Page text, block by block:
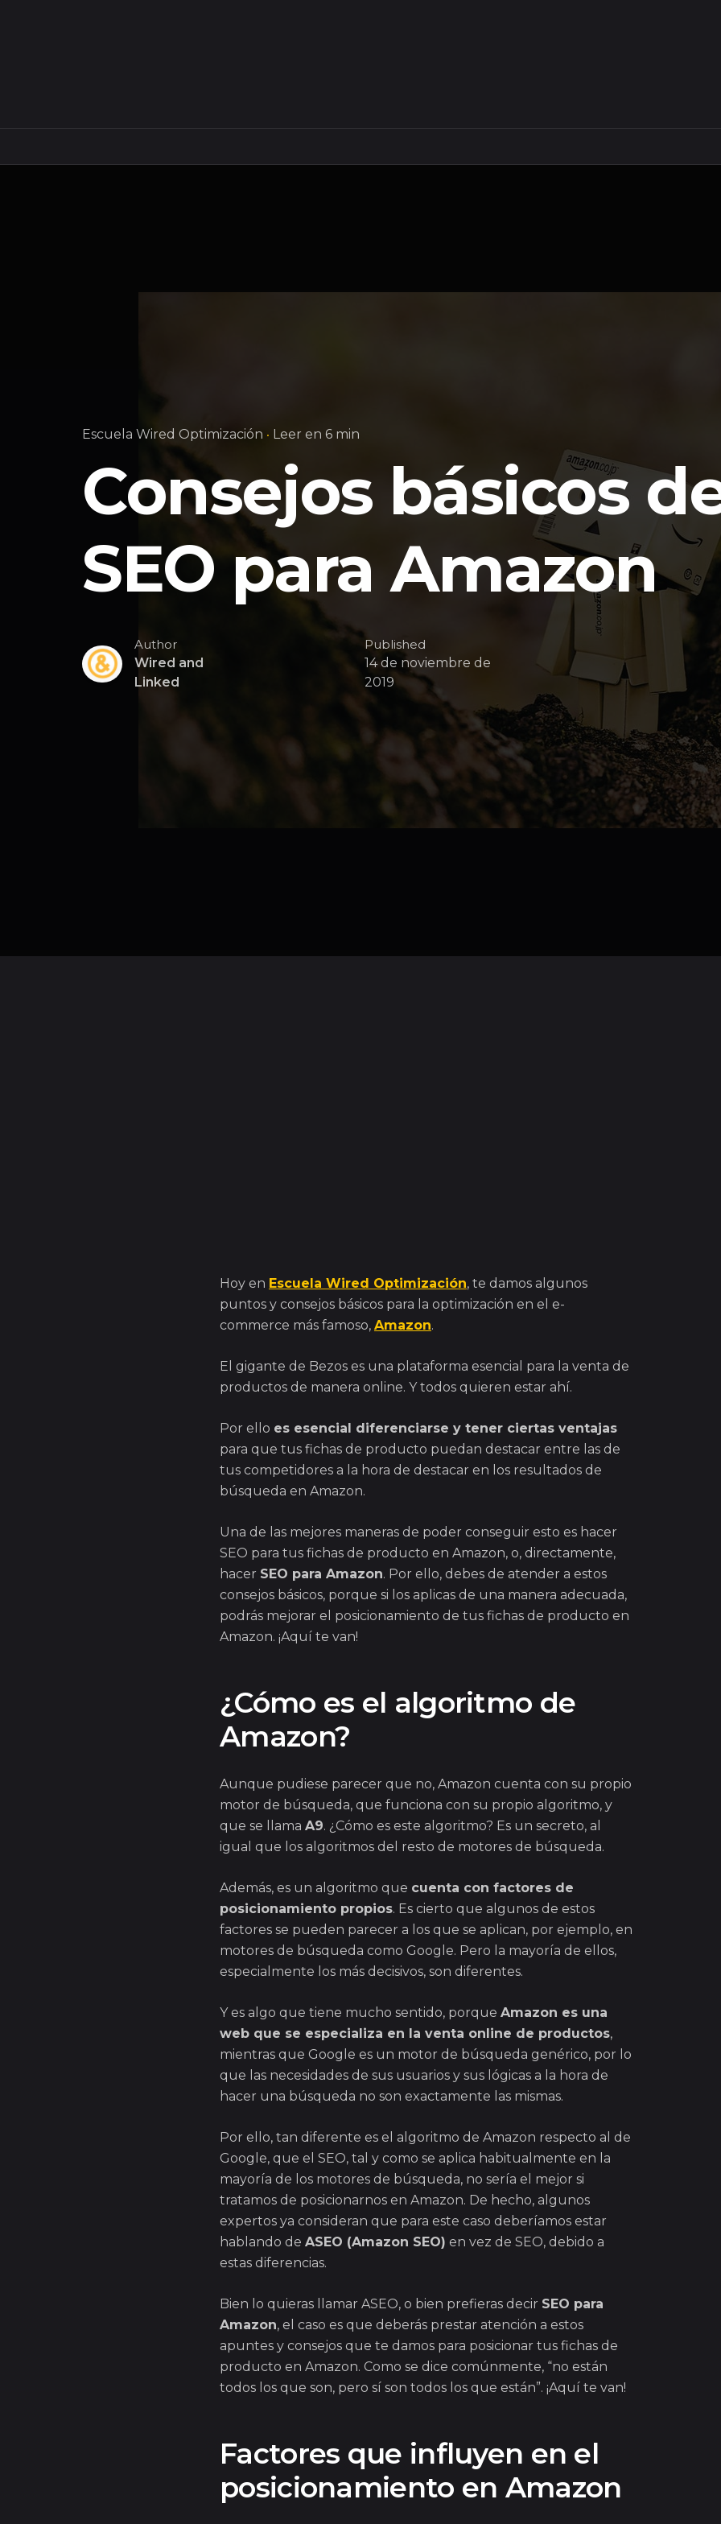
Escuela Wired Optimización Leer en 6 min
Consejos básicos
SEO para Amazon
Author
Wired and
Linked
Published
14 de noviembre de
2019
Hoy en Escuela Wired Optimización, te damos algunos
puntos y consejos básicos para la optimización en el e-
commerce más famoso, Amazon.
El gigante de Bezos es una plataforma esencial para la venta de
productos de manera online. Y todos quieren estar ahí.
Por ello es esencial diferenciarse y tener ciertas ventajas
para que tus fichas de producto puedan destacar entre las de
tus competidores a la hora de destacar en los resultados de
búsqueda en Amazon.
Una de las mejores maneras de poder conseguir esto es hacer
SEO para tus fichas de producto en Amazon, o, directamente,
hacer SEO para Amazon. Por ello, debes de atender a estos
consejos básicos, porque si los aplicas de una manera adecuada,
podrás mejorar el posicionamiento de tus fichas de producto en
Amazon. ¡Aquí te van!
¿Cómo es el algoritmo de
Amazon?
Aunque pudiese parecer que no, Amazon cuenta con su propio
motor de búsqueda, que funciona con su propio algoritmo, y
que se llama A9. ¿Cómo es este algoritmo? Es un secreto, al
igual que los algoritmos del resto de motores de búsqueda.
Además, es un algoritmo que cuenta con factores de
posicionamiento propios. Es cierto que algunos de estos
factores se pueden parecer a los que se aplican, por ejemplo, en
motores de búsqueda como Google. Pero la mayoría de ellos,
especialmente los más decisivos, son diferentes.
Y es algo que tiene mucho sentido, porque Amazon es una
web que se especializa en la venta online de productos,
mientras que Google es un motor de búsqueda genérico, por lo
que las necesidades de sus usuarios y sus lógicas a la hora de
hacer una búsqueda no son exactamente las mismas.
Por ello, tan diferente es el algoritmo de Amazon respecto al de
Google, que el SEO, tal y como se aplica habitualmente en la
mayoría de los motores de búsqueda, no sería el mejor si
tratamos de posicionarnos en Amazon. De hecho, algunos
expertos ya consideran que para este caso deberíamos estar
hablando de ASEO (Amazon SEO) en vez de SEO, debido a
estas diferencias.
Bien lo quieras llamar ASEO, o bien prefieras decir SEO para
Amazon, el caso es que deberás prestar atención a estos
apuntes y consejos que te damos para posicionar tus fichas de
producto en Amazon. Como se dice comúnmente, “no están
todos los que son, pero sí son todos los que están”. ¡Aquí te van!
Factores que influyen en el
posicionamiento en Amazon